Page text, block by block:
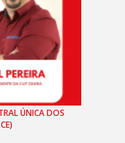
ÚNICA DOS